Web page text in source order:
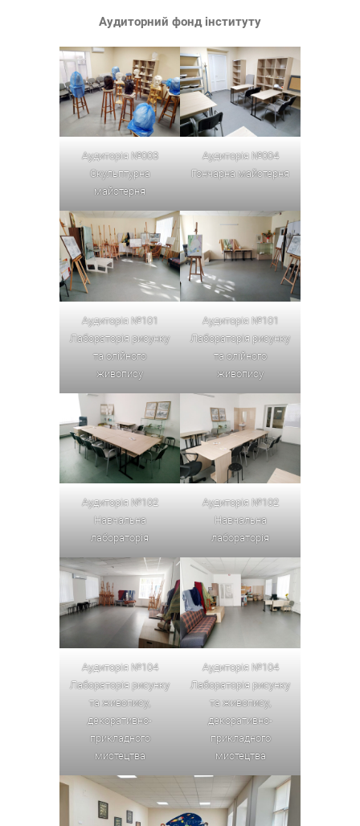
Аудиторний фонд інституту
Аудиторія №003
Скульптурна
майстерня
Аудиторія №004
Гончарна майстерня
Аудиторія №101
Лабораторія рисунку
та олійного
живопису
Аудиторія №101
Лабораторія рисунку
та олійного
живопису
Аудиторія №102
Навчальна
лабораторія
Аудиторія №102
Навчальна
лабораторія
Аудиторія №104
Лабораторія рисунку
та живопису,
декоративно-
прикладного
мистецтва
Аудиторія №104
Лабораторія рисунку
та живопису,
декоративно-
прикладного
мистецтва